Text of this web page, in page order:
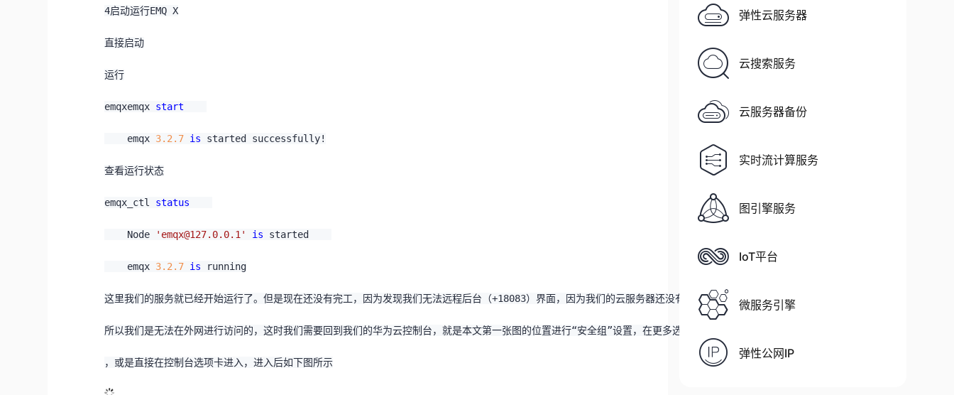
4启动运行EMQ X
直接启动
运行
emqxemqx start
emqx 3.2 .7 is started successfully!
查看运行状态
emqx_ctl status
Node 'emqx@127.0.0.1' is started
emqx 3.2 .7 is running
这里我们的服务就已经开始运行了。但是现在还没有完工，因为发现我们无法远程后台（+18083）界面，因为我们的云服务器还没有进行端口的安全设置，
所以我们是无法在外网进行访问的，这时我们需要回到我们的华为云控制台，就是本文第一张图的位置进行“安全组”设置，在更多选项标签里，进入该设置点击“新建”进入安全组设置
，或是直接在控制台选项卡进入，进入后如下图所示
弹性云服务器
云搜索服务
云服务器备份
实时流计算服务
图引擎服务
IoT平台
微服务引擎
弹性公网IP